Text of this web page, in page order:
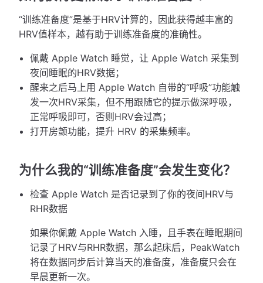
“训练准备度”是基于HRV计算的，因此获得越丰富的
HRV值样本，越有助于训练准备度的准确性。
佩戴 Apple Watch 睡觉，让 Apple Watch 采集到
夜间睡眠的HRV数据；
醒来之后马上用 Apple Watch 自带的“呼吸”功能触
发一次HRV采集，但不用跟随它的提示做深呼吸，
正常呼吸即可，否则HRV会过高；
打开房颤功能，提升 HRV 的采集频率。
为什么我的“训练准备度”会发生变化？
检查 Apple Watch 是否记录到了你的夜间HRV与
RHR数据
如果你佩戴 Apple Watch 入睡，且手表在睡眠期间
记录了HRV与RHR数据，那么起床后，PeakWatch
将在数据同步后计算当天的准备度，准备度只会在
早晨更新一次。